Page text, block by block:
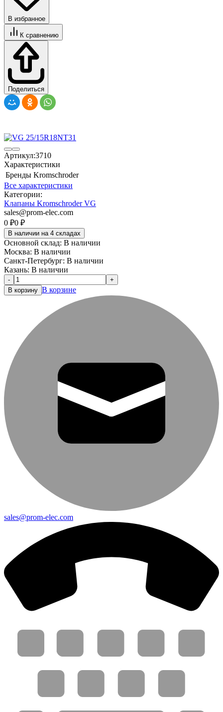
В избранное
К сравнению
Поделиться
Артикул:3710
Характеристики
Бренды Kromschroder
Все характеристики
Категории:
Клапаны Kromschroder VG
sales@prom-elec.com
0 ₽0 ₽
В наличии на 4 складах
Основной склад: В наличии
Москва: В наличии
Санкт-Петербург: В наличии
Казань: В наличии
-
+
В корзину В корзине
sales@prom-elec.com